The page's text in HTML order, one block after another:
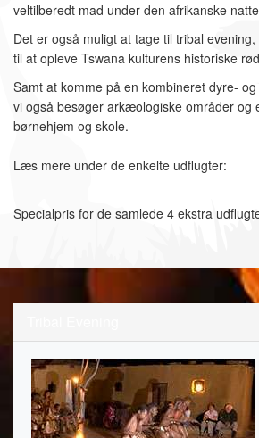
veltilberedt mad under den afrikanske
Det er også muligt at tage til tribal
til at opleve Tswana kulturens historiske
Samt at komme på en kombineret dyre-
vi også besøger arkæologiske områder og
børnehjem og skole.
Læs mere under de enkelte udflugter:
Specialpris for de samlede 4 ekstra